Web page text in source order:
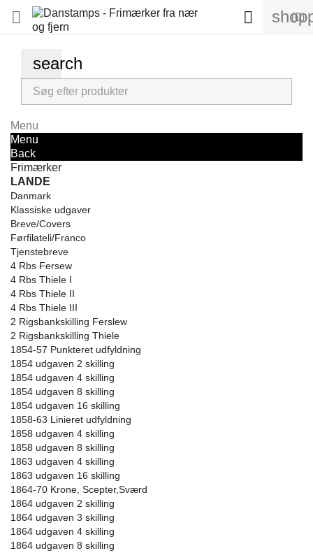
 (0)

search
Menu
Menu
Back
Frimærker
LANDE
Danmark
Klassiske udgaver
Breve/Covers
Førfilateli/Franco
Tjenstebreve
4 Rbs Fersew
4 Rbs Thiele I
4 Rbs Thiele II
4 Rbs Thiele III
2 Rigsbankskilling Ferslew
2 Rigsbankskilling Thiele
1854-57 Punkteret udfyldning
1854 udgaven 2 skilling
1854 udgaven 4 skilling
1854 udgaven 8 skilling
1854 udgaven 16 skilling
1858-63 Linieret udfyldning
1858 udgaven 4 skilling
1858 udgaven 8 skilling
1863 udgaven 4 skilling
1863 udgaven 16 skilling
1864-70 Krone, Scepter,Sværd
1864 udgaven 2 skilling
1864 udgaven 3 skilling
1864 udgaven 4 skilling
1864 udgaven 8 skilling